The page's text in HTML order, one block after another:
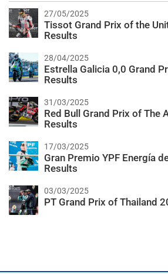
27/05/2025
Tissot Grand Prix of the
Results
28/04/2025
Estrella Galicia 0,0 Grand
Results
31/03/2025
Red Bull Grand Prix of The
Results
17/03/2025
Gran Premio YPF Energía
Results
03/03/2025
PT Grand Prix of Thailand